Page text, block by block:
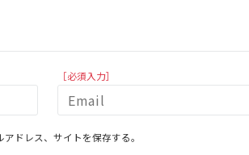
［必須入力］
ドレス、サイトを保存する。